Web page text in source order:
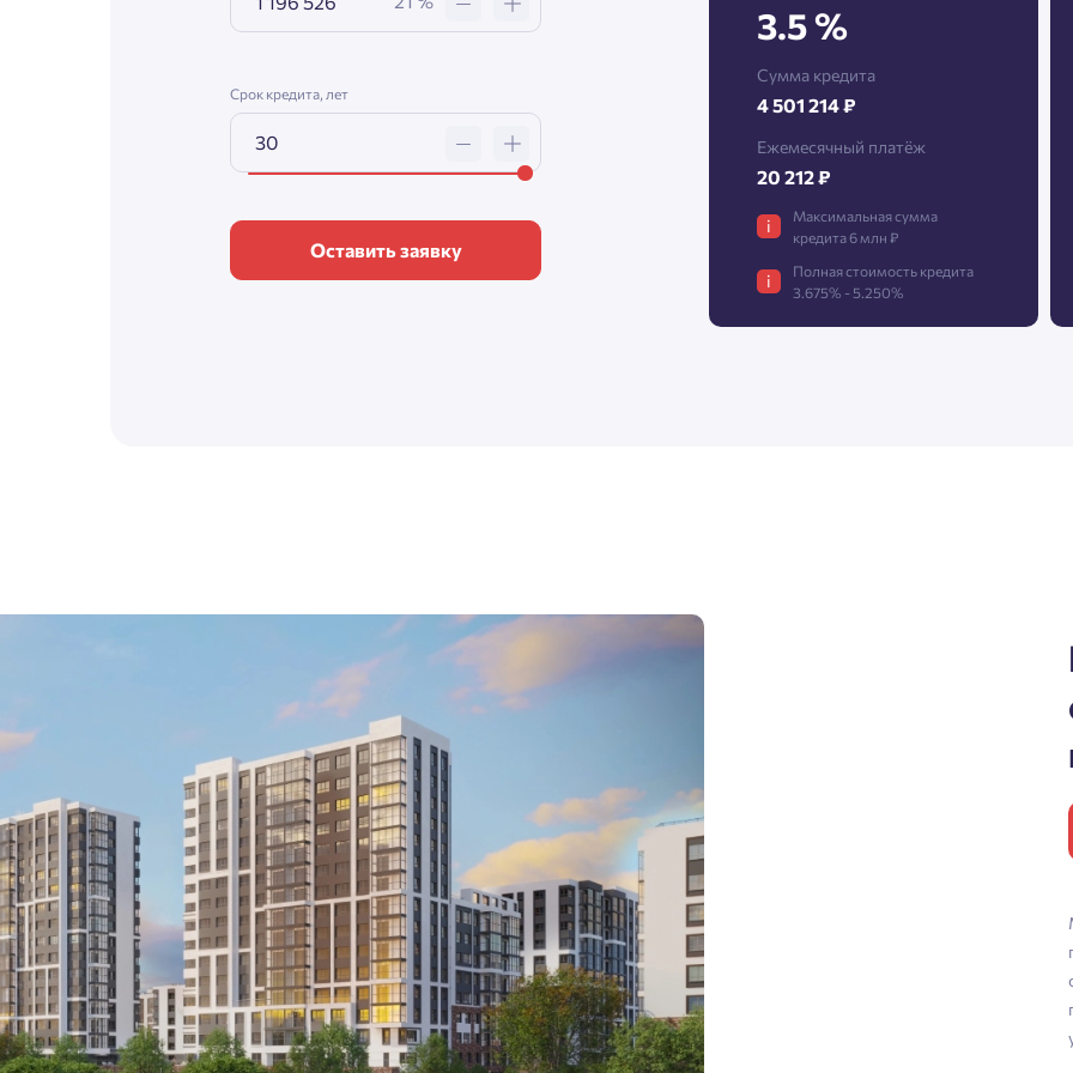
Срок кредита, лет
Оставить заявку
3.5 %
Сумма кредита
4 501 214 ₽
Ежемесячный платёж
20 212 ₽
i
Максимальная сумма
кредита 6 млн ₽
i
Полная стоимость кредита
3.675% - 5.250%
Нажимая кнопку «Отправить», вы даёте согласие на обработку